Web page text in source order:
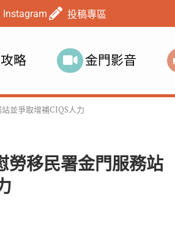
Instagram 投稿專區
略 金門影音
並爭取增補CIQS人力
移民署金門服務站